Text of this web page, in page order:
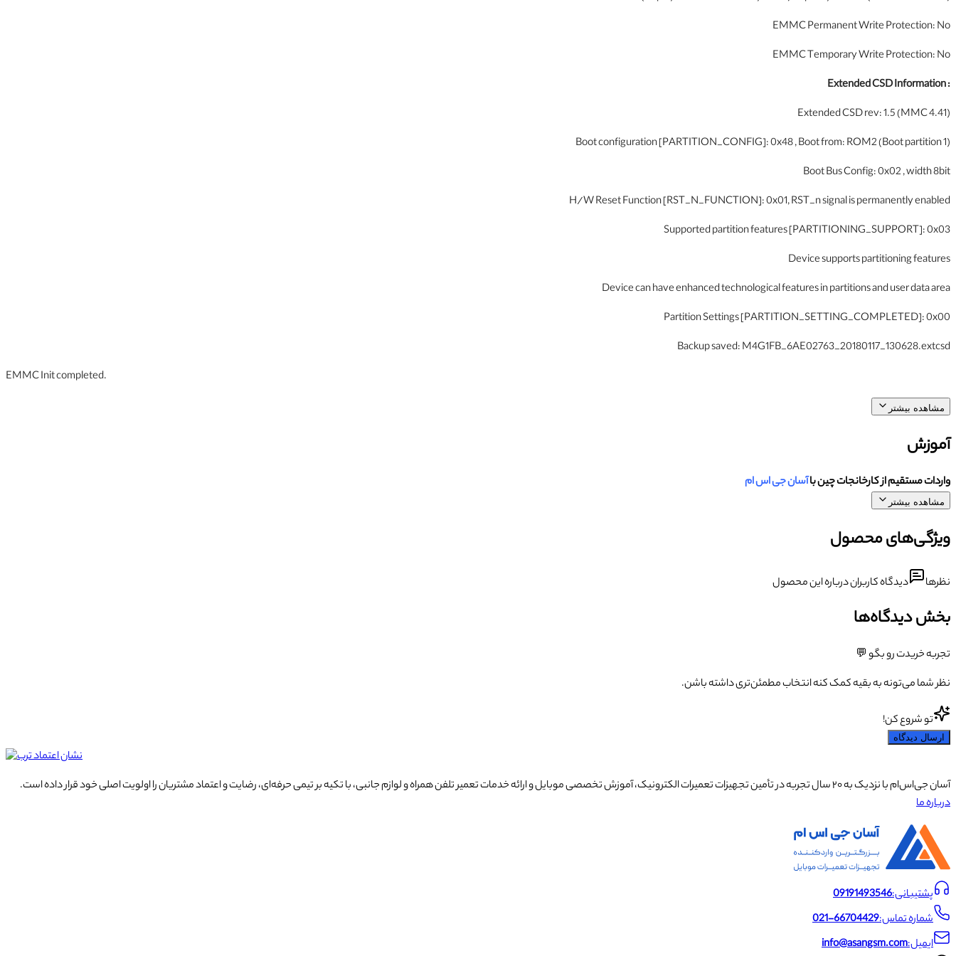
EMMC Permanent Write Protection: No
EMMC Temporary Write Protection: No
Extended CSD Information :
Extended CSD rev: 1.5 (MMC 4.41)
Boot configuration [PARTITION_CONFIG]: 0x48 , Boot from: ROM2 (Boot partition 1)
Boot Bus Config: 0x02 , width 8bit
H/W Reset Function [RST_N_FUNCTION]: 0x01, RST_n signal is permanently enabled
Supported partition features [PARTITIONING_SUPPORT]: 0x03
Device supports partitioning features
Device can have enhanced technological features in partitions and user data area
Partition Settings [PARTITION_SETTING_COMPLETED]: 0x00
Backup saved: M4G1FB_6AE02763_20180117_130628.extcsd
EMMC Init completed.
مشاهده بیشتر
آموزش
واردات مستقیم از کارخانجات چین باآسان جی اس ام
مشاهده بیشتر
ویژگی‌های محصول
نظرها دیدگاه کاربران درباره این محصول
بخش دیدگاه‌ها
تجربه خریدت رو بگو 💬
نظر شما می‌تونه به بقیه کمک کنه انتخاب مطمئن‌تری داشته باشن.
تو شروع کن!
ارسال دیدگاه
آسان جی‌اس‌ام با نزدیک به ۲۰ سال تجربه در تأمین تجهیزات تعمیرات الکترونیک، آموزش تخصصی موبایل و ارائه خدمات تعمیر تلفن همراه و لوازم جانبی، با تکیه بر تیمی حرفه‌ای، رضایت و اعتماد مشتریان را اولویت اصلی خود قرار داده است.
درباره ما
پشتیبانی:09191493546
شماره تماس:021-66704429
ایمیل:info@asangsm.com